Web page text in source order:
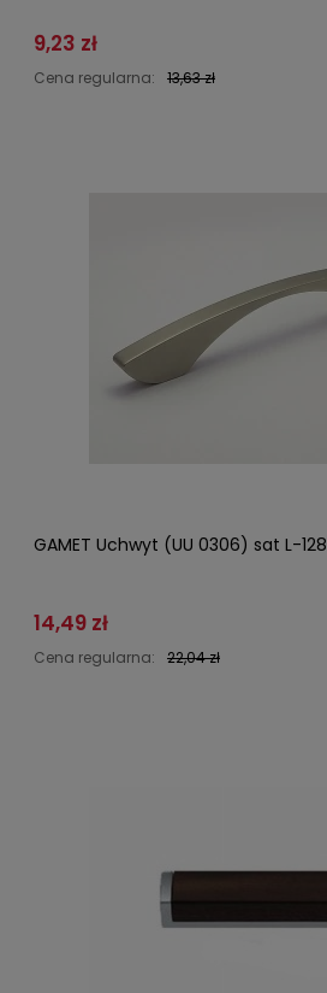
9,23 zł
Cena regularna: 13,63 zł
GAMET Uchwyt (UU 0306) sat L-128
14,49 zł
Cena regularna: 22,04 zł